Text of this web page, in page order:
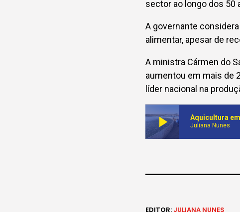
sector ao longo dos 50
A governante
alimentar, apesar de
A ministra Cármen do
aumentou em mais de
líder nacional na
play_arrow Juliana Nunes
EDITOR: JULIANA NUNES